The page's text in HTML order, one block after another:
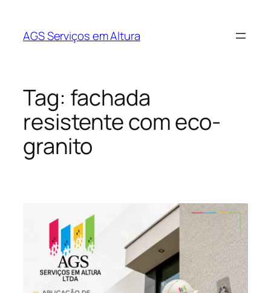
AGS Serviços em Altura
Tag: fachada
resistente com eco-
granito